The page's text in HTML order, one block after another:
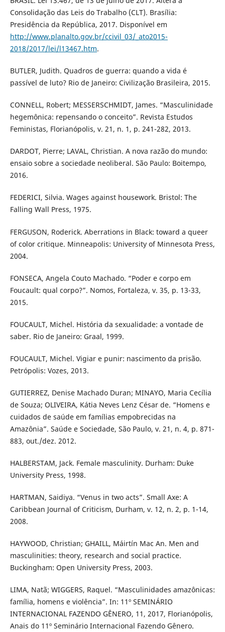
Consolidação das Leis do Trabalho (CLT). Brasília:
Presidência da República, 2017. Disponível em
http://www.planalto.gov.br/ccivil_03/_ato2015-
2018/2017/lei/l13467.htm.
BUTLER, Judith. Quadros de guerra: quando a vida é
passível de luto? Rio de Janeiro: Civilização Brasileira, 2015.
CONNELL, Robert; MESSERSCHMIDT, James. “Masculinidade
hegemônica: repensando o conceito”. Revista Estudos
Feministas, Florianópolis, v. 21, n. 1, p. 241-282, 2013.
DARDOT, Pierre; LAVAL, Christian. A nova razão do mundo:
ensaio sobre a sociedade neoliberal. São Paulo: Boitempo,
2016.
FEDERICI, Silvia. Wages against housework. Bristol: The
Falling Wall Press, 1975.
FERGUSON, Roderick. Aberrations in Black: toward a queer
of color critique. Minneapolis: University of Minnesota Press,
2004.
FONSECA, Angela Couto Machado. “Poder e corpo em
Foucault: qual corpo?”. Nomos, Fortaleza, v. 35, p. 13-33,
2015.
FOUCAULT, Michel. História da sexualidade: a vontade de
saber. Rio de Janeiro: Graal, 1999.
FOUCAULT, Michel. Vigiar e punir: nascimento da prisão.
Petrópolis: Vozes, 2013.
GUTIERREZ, Denise Machado Duran; MINAYO, Maria Cecília
de Souza; OLIVEIRA, Kátia Neves Lenz César de. “Homens e
cuidados de saúde em famílias empobrecidas na
Amazônia”. Saúde e Sociedade, São Paulo, v. 21, n. 4, p. 871-
883, out./dez. 2012.
HALBERSTAM, Jack. Female masculinity. Durham: Duke
University Press, 1998.
HARTMAN, Saidiya. “Venus in two acts”. Small Axe: A
Caribbean Journal of Criticism, Durham, v. 12, n. 2, p. 1-14,
2008.
HAYWOOD, Christian; GHAILL, Máirtín Mac An. Men and
masculinities: theory, research and social practice.
Buckingham: Open University Press, 2003.
LIMA, Natã; WIGGERS, Raquel. “Masculinidades amazônicas:
família, homens e violência”. In: 11º SEMINÁRIO
INTERNACIONAL FAZENDO GÊNERO, 11, 2017, Florianópolis,
Anais do 11º Seminário Internacional Fazendo Gênero.